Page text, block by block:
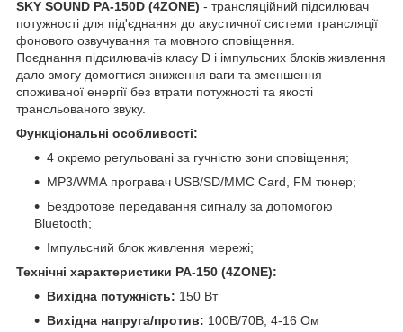
SKY SOUND PA-150D (4ZONE) - трансляційний підсилювач
потужності для під'єднання до акустичної системи трансляції
фонового озвучування та мовного сповіщення.
Поєднання підсилювачів класу D і імпульсних блоків живлення
дало змогу домогтися зниження ваги та зменшення
споживаної енергії без втрати потужності та якості
трансльованого звуку.
Функціональні особливості:
4 окремо регульовані за гучністю зони сповіщення;
MP3/WMA програвач USB/SD/MMC Card, FM тюнер;
Бездротове передавання сигналу за допомогою
Bluetooth;
Імпульсний блок живлення мережі;
Технічні характеристики PA-150 (4ZONE):
Вихідна потужність: 150 Вт
Вихідна напруга/против: 100В/70В, 4-16 Ом